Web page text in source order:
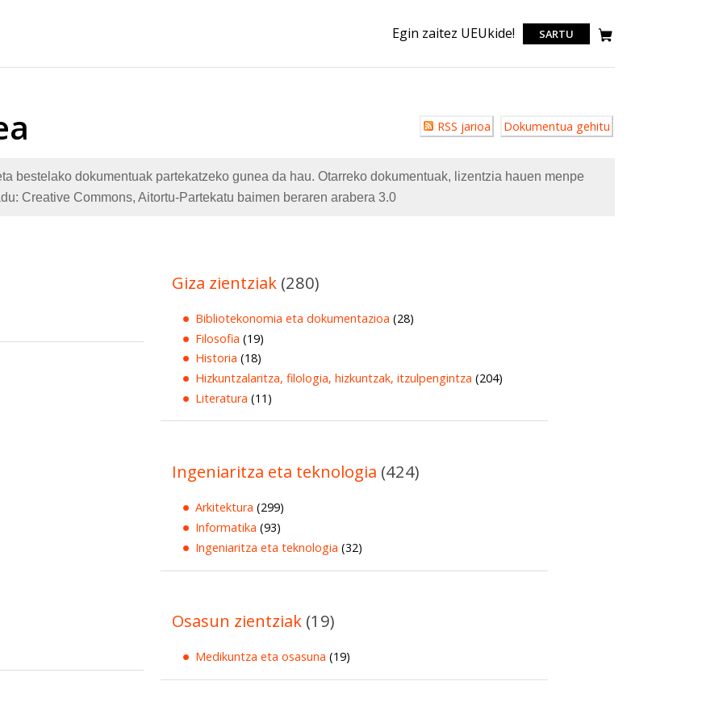
Egin zaitez UEUkide! SARTU
Erabiltzailearen
akzioak
RSS jarioa Dokumentua gehitu
bestelako dokumentuak partekatzeko gunea da hau. Otarreko dokumentuak, lizentzia hauen menpe
Creative Commons, Aitortu-Partekatu baimen beraren arabera 3.0
Giza zientziak (280)
Bibliotekonomia eta dokumentazioa (28)
Filosofia (19)
Historia (18)
Hizkuntzalaritza, filologia, hizkuntzak, itzulpengintza (204)
Literatura (11)
Ingeniaritza eta teknologia (424)
Arkitektura (299)
Informatika (93)
Ingeniaritza eta teknologia (32)
Osasun zientziak (19)
Medikuntza eta osasuna (19)